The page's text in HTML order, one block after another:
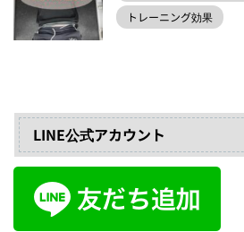
トレーニング効果
LINE公式アカウント